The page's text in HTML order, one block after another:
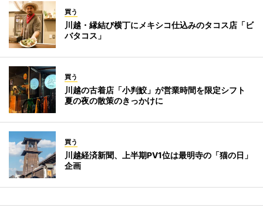
買う
川越・縁結び横丁にメキシコ仕込みのタコス店「ビ
バタコス」
買う
川越の古着店「小判鮫」が営業時間を限定シフト
夏の夜の散策のきっかけに
買う
川越経済新聞、上半期PV1位は最明寺の「猫の日」
企画